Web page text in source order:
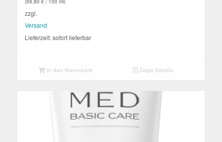
(59,80 €/ 100 ml)
zzgl.
Versand
Lieferzeit: sofort lieferbar
In den Warenkorb Zeige Details